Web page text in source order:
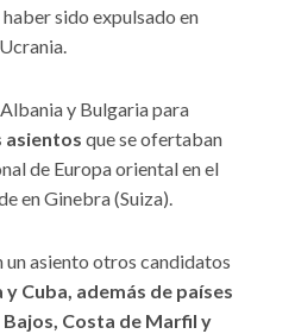
sido expulsado en
y Bulgaria para
asientos que se ofertaban
de Europa oriental en el
en Ginebra (Suiza).
un asiento otros candidatos
y Cuba, además de países
Costa de Marfil y